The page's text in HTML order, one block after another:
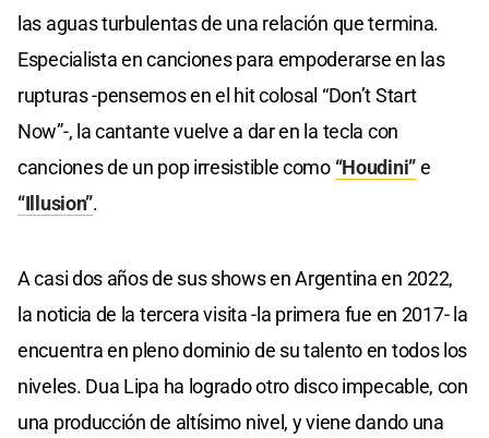
las aguas turbulentas de una relación que termina.
Especialista en canciones para empoderarse en las
rupturas -pensemos en el hit colosal “Don’t Start
Now”-, la cantante vuelve a dar en la tecla con
canciones de un pop irresistible como “Houdini”e
“Illusion”.
A casi dos años de sus shows en Argentina en 2022,
la noticia de la tercera visita -la primera fue en 2017- la
encuentra en pleno dominio de su talento en todos los
niveles. Dua Lipa ha logrado otro disco impecable, con
una producción de altísimo nivel, y viene dando una